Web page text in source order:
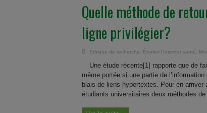
Quelle méthode de
ligne privilégier?
Éthique de recherche Étudier l’Internet santé
Une étude récente[1] rapporte que de
même portée si une partie de
biais de liens hypertextes. Pour en
étudiants universitaires deux méthodes de